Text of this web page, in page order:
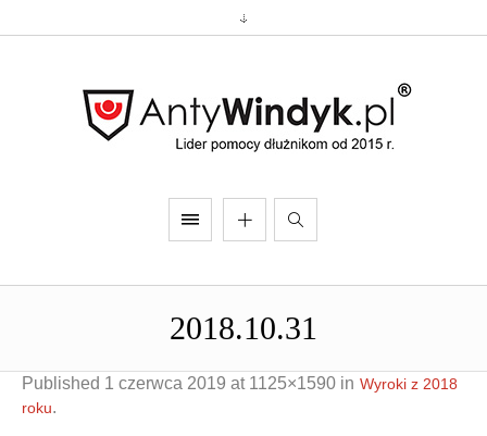
2018.10.31
Published 1 czerwca 2019 at 1125×1590 in Wyroki z 2018
roku.